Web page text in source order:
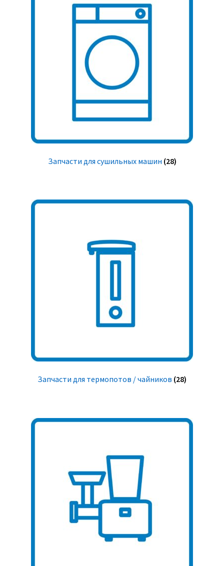
Запчасти для сушильных машин (28)
Запчасти для термопотов / чайников (28)